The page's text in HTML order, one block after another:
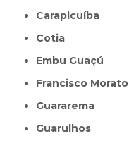
Carapicuíba
Cotia
Embu Guaçú
Francisco Morato
Guararema
Guarulhos